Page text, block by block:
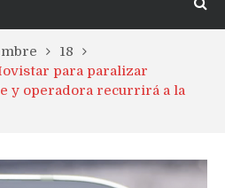
18
para paralizar
y operadora recurrirá a la